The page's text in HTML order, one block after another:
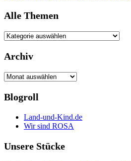
Alle Themen
Alle
Archiv
Archiv
Blogroll
Land-und-Kind.de
Wir sind ROSA
Unsere Stücke